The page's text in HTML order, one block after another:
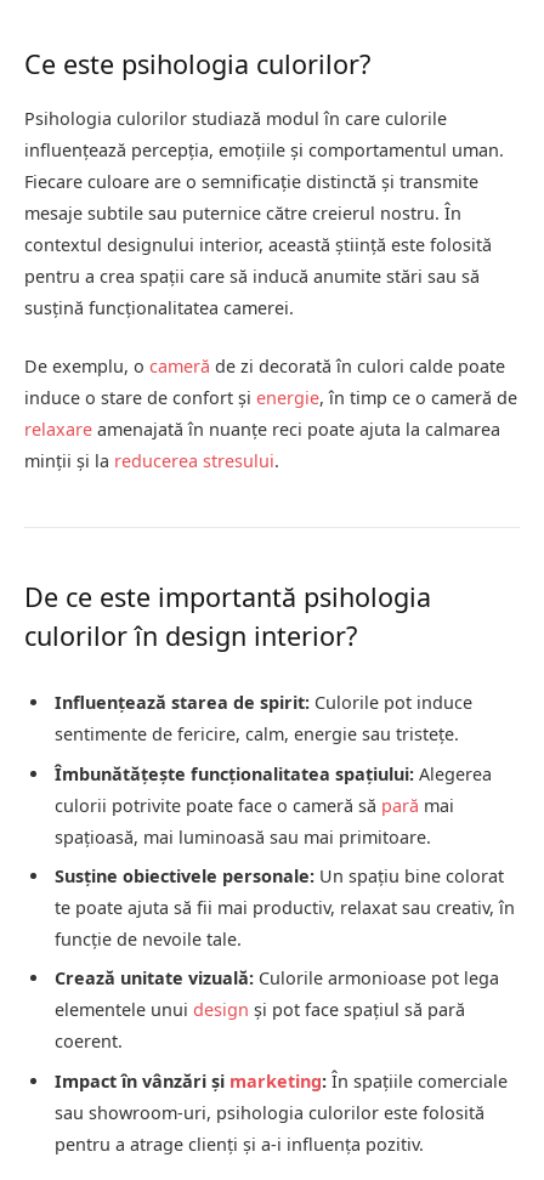
Ce este psihologia culorilor?
Psihologia culorilor studiază modul în care culorile
influențează percepția, emoțiile și comportamentul uman.
Fiecare culoare are o semnificație distinctă și transmite
mesaje subtile sau puternice către creierul nostru. În
contextul designului interior, această știință este folosită
pentru a crea spații care să inducă anumite stări sau să
susțină funcționalitatea camerei.
De exemplu, o cameră de zi decorată în culori calde poate
induce o stare de confort și energie, în timp ce o cameră de
relaxare amenajată în nuanțe reci poate ajuta la calmarea
minții și la reducerea stresului.
De ce este importantă psihologia
culorilor în design interior?
Influențează starea de spirit: Culorile pot induce
sentimente de fericire, calm, energie sau tristețe.
Îmbunătățește funcționalitatea spațiului: Alegerea
culorii potrivite poate face o cameră să pară mai
spațioasă, mai luminoasă sau mai primitoare.
Susține obiectivele personale: Un spațiu bine colorat
te poate ajuta să fii mai productiv, relaxat sau creativ, în
funcție de nevoile tale.
Crează unitate vizuală: Culorile armonioase pot lega
elementele unui design și pot face spațiul să pară
coerent.
Impact în vânzări și marketing: În spațiile comerciale
sau showroom-uri, psihologia culorilor este folosită
pentru a atrage clienți și a-i influența pozitiv.